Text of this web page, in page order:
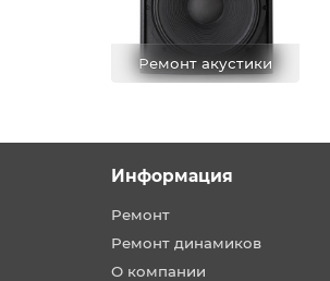
Ремонт акустики
Информация
Ремонт
Ремонт динамиков
О компании